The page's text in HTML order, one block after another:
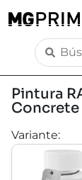
Pintura
Concrete
Variante: